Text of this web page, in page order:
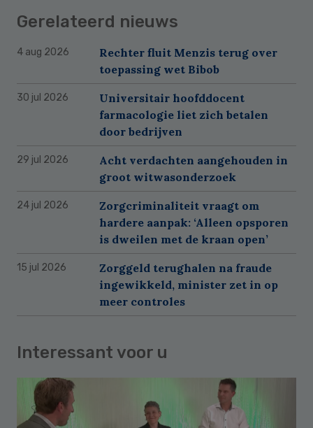
Gerelateerd nieuws
4 aug 2026
Rechter fluit Menzis terug over
toepassing wet Bibob
30 jul 2026
Universitair hoofddocent
farmacologie liet zich betalen
door bedrijven
29 jul 2026
Acht verdachten aangehouden in
groot witwasonderzoek
24 jul 2026
Zorgcriminaliteit vraagt om
hardere aanpak: ‘Alleen opsporen
is dweilen met de kraan open’
15 jul 2026
Zorggeld terughalen na fraude
ingewikkeld, minister zet in op
meer controles
Interessant voor u